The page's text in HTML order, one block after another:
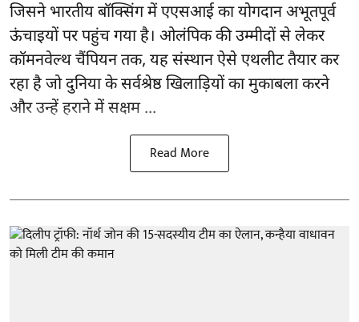
जिसने भारतीय बॉक्सिंग में एएसआई का योगदान अभूतपूर्व
ऊंचाइयों पर पहुंच गया है। ओलंपिक की उम्मीदों से लेकर
कॉमनवेल्थ चैंपियन तक, यह संस्थान ऐसे एथलीट तैयार कर
रहा है जो दुनिया के सर्वश्रेष्ठ खिलाड़ियों का मुकाबला करने
और उन्हें हराने में सक्षम ...
Read More